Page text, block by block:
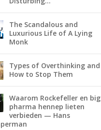
The Scandalous and
Luxurious Life of A Lying
Monk
Types of Overthinking and
How to Stop Them
Waarom Rockefeller en big
pharma hennep lieten
verbieden — Hans